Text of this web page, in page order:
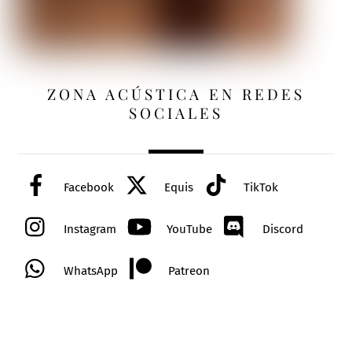
ZONA ACÚSTICA EN REDES
SOCIALES
Facebook Equis TikTok
Instagram YouTube Discord
WhatsApp Patreon